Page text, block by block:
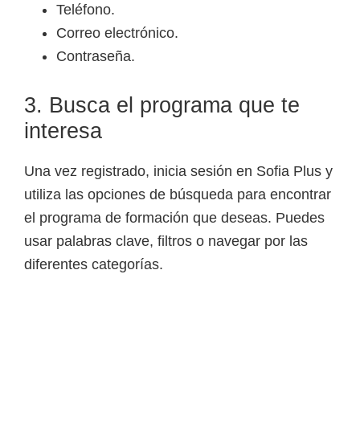
Teléfono.
Correo electrónico.
Contraseña.
3. Busca el programa que te
interesa
Una vez registrado, inicia sesión en Sofia Plus y
utiliza las opciones de búsqueda para encontrar
el programa de formación que deseas. Puedes
usar palabras clave, filtros o navegar por las
diferentes categorías.